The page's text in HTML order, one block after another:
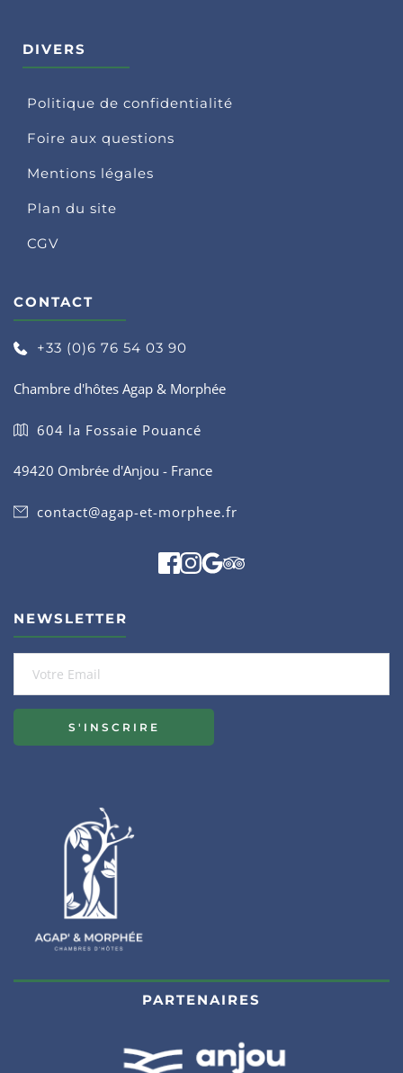
DIVERS
Politique de confidentialité
Foire aux questions
Mentions légales
Plan du site
CGV
CONTACT
+33 (0)6 76 54 03 90
Chambre d'hôtes Agap & Morphée
604 la Fossaie Pouancé
49420 Ombrée d'Anjou - France
contact@agap-et-morphee.fr
NEWSLETTER
S'INSCRIRE
PARTENAIRES